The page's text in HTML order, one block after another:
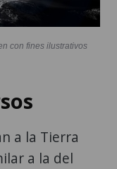
con fines ilustrativos
a la Tierra
a la del